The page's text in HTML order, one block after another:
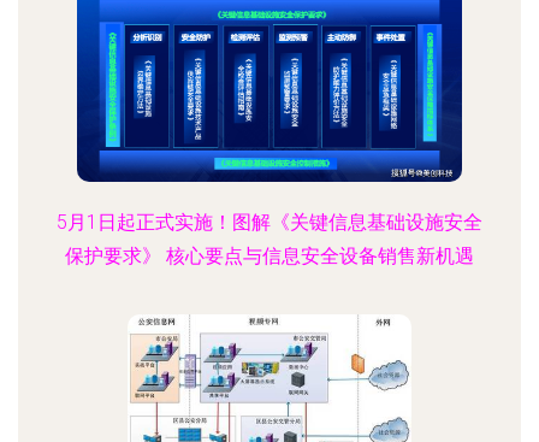
5月1日起正式实施！图解《关键信息基础设施安全
保护要求》 核心要点与信息安全设备销售新机遇